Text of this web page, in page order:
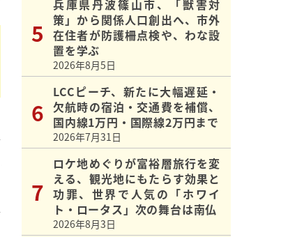
兵庫県丹波篠山市、「獣害対
策」から関係人口創出へ、市外
在住者が防護柵点検や、わな設
置を学ぶ
2026年8月5日
LCCピーチ、新たに大幅遅延・
欠航時の宿泊・交通費を補償、
国内線1万円・国際線2万円まで
2026年7月31日
ロケ地めぐりが富裕層旅行を変
える、観光地にもたらす効果と
功罪、世界で人気の「ホワイ
ト・ロータス」次の舞台は南仏
2026年8月3日